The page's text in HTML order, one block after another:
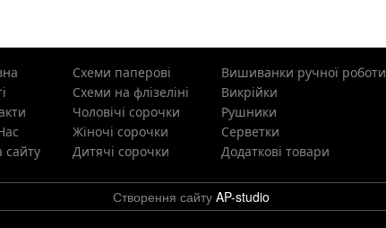
Схеми паперові
Схеми на флізеліні
Чоловічі сорочки
Жіночі сорочки
Дитячі сорочки
Вишиванки ручної роботи
Викрійки
Рушники
Cерветки
Додаткові товари
Створення сайту AP-studio